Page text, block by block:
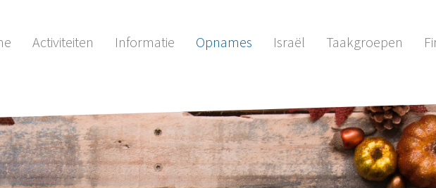
Activiteiten Informatie Opnames Israël Taakgroepen